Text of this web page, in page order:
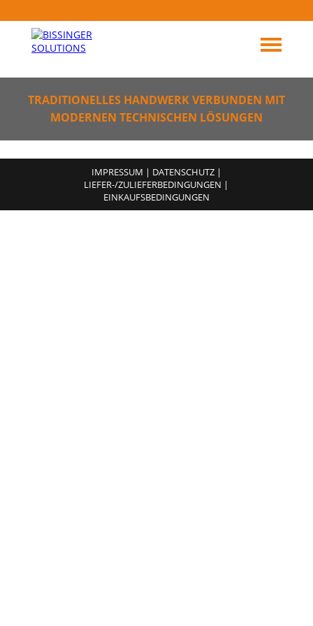
TRADITIONELLES HANDWERK VERBUNDEN MIT
MODERNEN TECHNISCHEN LÖSUNGEN
IMPRESSUM | DATENSCHUTZ |
LIEFER-/ZULIEFERBEDINGUNGEN |
EINKAUFSBEDINGUNGEN